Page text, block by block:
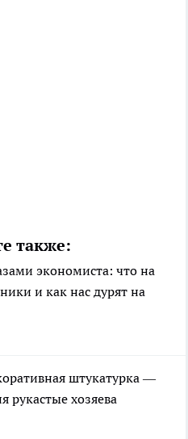
также:
экономиста: что на
и как нас дурят на
штукатурка —
рукастые хозяева